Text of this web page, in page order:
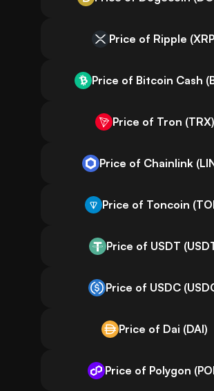
Price of Ripple
Price of Bitcoin Cash
Price of Tron (TRX)
Price of Chainlink
Price of Toncoin
Price of USDT
Price of USDC
Price of Dai (DAI)
Price of Polygon